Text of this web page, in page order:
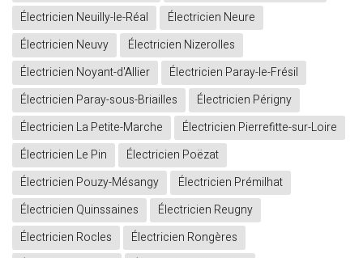
Électricien Neuilly-le-Réal
Électricien Neure
Électricien Neuvy
Électricien Nizerolles
Électricien Noyant-d'Allier
Électricien Paray-le-Frésil
Électricien Paray-sous-Briailles
Électricien Périgny
Électricien La Petite-Marche
Électricien Pierrefitte-sur-Loire
Électricien Le Pin
Électricien Poëzat
Électricien Pouzy-Mésangy
Électricien Prémilhat
Électricien Quinssaines
Électricien Reugny
Électricien Rocles
Électricien Rongères